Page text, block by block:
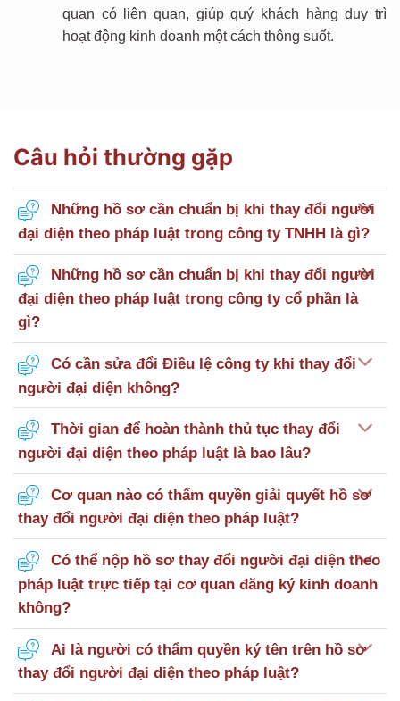
quan có liên quan, giúp quý khách hàngduy trì
hoạt động kinh doanh một cách thông suốt.
Câu hỏi thường gặp
Những hồ sơ cần chuẩn bị khi thay đổi người
đại diện theo pháp luật trong công ty TNHH là gì?
Những hồ sơ cần chuẩn bị khi thay đổi người
đại diện theo pháp luật trong công ty cổ phần là
gì?
Có cần sửa đổi Điều lệ công ty khi thay đổi
người đại diện không?
Thời gian để hoàn thành thủ tục thay đổi
người đại diện theo pháp luật là bao lâu?
Cơ quan nào có thẩm quyền giải quyết hồ sơ
thay đổi người đại diện theo pháp luật?
Có thể nộp hồ sơ thay đổi người đại diện theo
pháp luật trực tiếp tại cơ quan đăng ký kinh doanh
không?
Ai là người có thẩm quyền ký tên trên hồ sơ
thay đổi người đại diện theo pháp luật?